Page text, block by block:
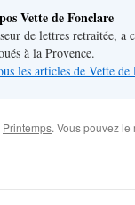
Vette de Fonclare
de lettres retraitée, a
à la Provence.
les articles de Vette de
Printemps. Vous pouvez